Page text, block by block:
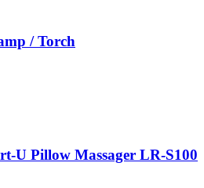
/ Torch
U Pillow Massager LR-S100